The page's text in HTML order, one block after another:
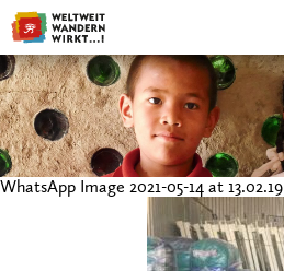
WhatsApp Image 2021-05-14 at 13.02.19